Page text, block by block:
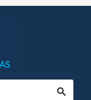
search